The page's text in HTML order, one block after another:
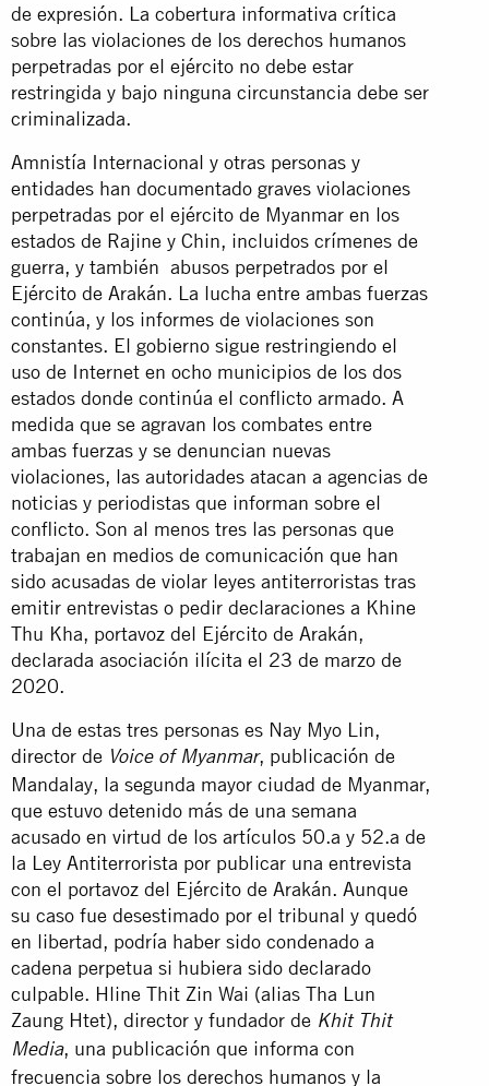
de expresión. La cobertura informativa crítica
sobre las violaciones de los derechos humanos
perpetradas por el ejército no debe estar
restringida y bajo ninguna circunstancia debe ser
criminalizada.
Amnistía Internacional y otras personas y
entidades han documentado graves violaciones
perpetradas por el ejército de Myanmar en los
estados de Rajine y Chin, incluidos crímenes de
guerra, y también abusos perpetrados por el
Ejército de Arakán. La lucha entre ambas fuerzas
continúa, y los informes de violaciones son
constantes. El gobierno sigue restringiendo el
uso de Internet en ocho municipios de los dos
estados donde continúa el conflicto armado. A
medida que se agravan los combates entre
ambas fuerzas y se denuncian nuevas
violaciones, las autoridades atacan a agencias de
noticias y periodistas que informan sobre el
conflicto. Son al menos tres las personas que
trabajan en medios de comunicación que han
sido acusadas de violar leyes antiterroristas tras
emitir entrevistas o pedir declaraciones a Khine
Thu Kha, portavoz del Ejército de Arakán,
declarada asociación ilícita el 23 de marzo de
2020.
Una de estas tres personas es Nay Myo Lin,
director de Voice of Myanmar, publicación de
Mandalay, la segunda mayor ciudad de Myanmar,
que estuvo detenido más de una semana
acusado en virtud de los artículos 50.a y 52.a de
la Ley Antiterrorista por publicar una entrevista
con el portavoz del Ejército de Arakán. Aunque
su caso fue desestimado por el tribunal y quedó
en libertad, podría haber sido condenado a
cadena perpetua si hubiera sido declarado
culpable. Hline Thit Zin Wai (alias Tha Lun
Zaung Htet), director y fundador de Khit Thit
Media, una publicación que informa con
frecuencia sobre los derechos humanos y la